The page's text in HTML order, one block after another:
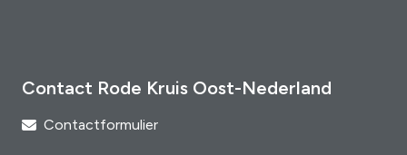
Contact Rode Kruis Oost-Nederland
Contactformulier